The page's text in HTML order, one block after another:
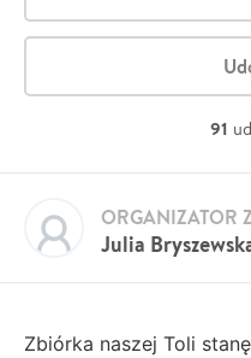
91
Julia
ORGANIZATOR
Zbiórka naszej Toli